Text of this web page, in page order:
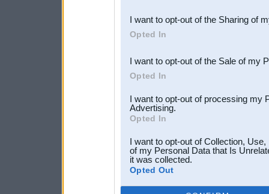
Downstream Participants
third parties.
I want to opt-out of the Sharing of
Opted In
I want to opt-out of the Sale of my
Opted In
I want to opt-out of processing my
Advertising.
Opted In
I want to opt-out of Collection,
of my Personal Data that Is
it was collected.
Opted Out